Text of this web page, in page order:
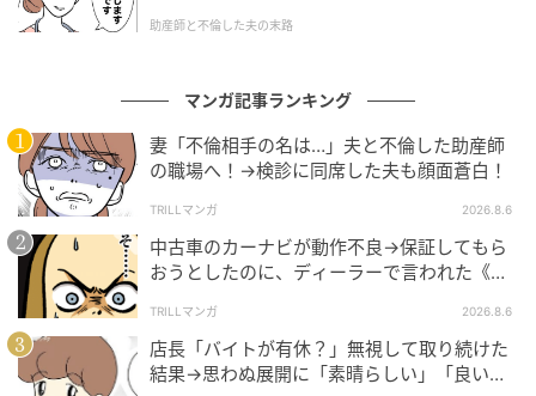
で発信しています。
の記事をもっとみる
おすすめ連載マンガ
助産師と不倫した夫の末路
マンガ記事ランキング
妻「不倫相手の名は…」夫と不倫した助産師
の職場へ！→検診に同席した夫も顔面蒼白！
TRILLマンガ 2026.8.6
中古車のカーナビが動作不良→保証してもら
おうとしたのに、ディーラーで言われた《事
TRILLマンガ 2026.8.6
店長「バイトが有休？」無視して取り続けた
結果→思わぬ展開に「素晴らしい」「良いこ